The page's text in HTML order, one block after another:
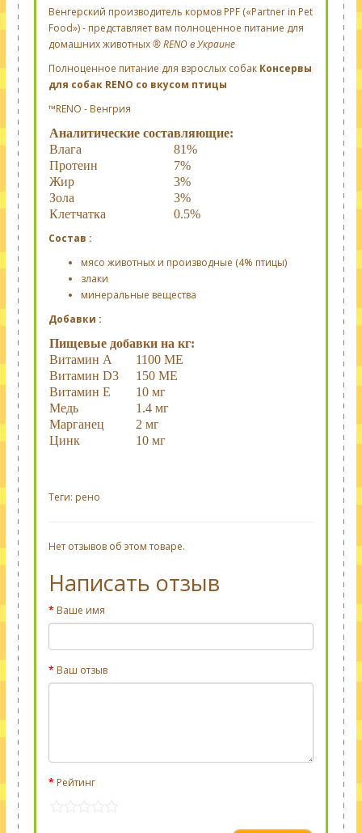
Венгерский производитель кормов PPF («Partner in Pet
Food») - представляет вам полноценное питание для
домашних животных® RENO в Украине
Полноценное питание для взрослых собак Консервы
для собак RENO со вкусом птицы
™RENO - Венгрия
Аналитические составляющие:
Влага
81%
Протеин
7%
Жир
3%
Зола
3%
Клетчатка
0.5%
Состав :
мясо животных и производные (4% птицы)
злаки
минеральные вещества
Добавки :
Пищевые добавки на кг:
Витамин A
1100 МЕ
Витамин D3
150 МЕ
Витамин Е
10 мг
Медь
1.4 мг
Марганец
2 мг
Цинк
10 мг
Теги: рено
Нет отзывов об этом товаре.
Написать отзыв
Ваше имя
Ваш отзыв
Рейтинг